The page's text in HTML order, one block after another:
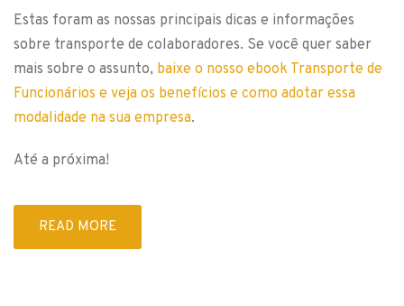
Estas foram as nossas principais dicas e informações
sobre transporte de colaboradores. Se você quer saber
mais sobre o assunto, baixe o nosso ebook Transporte de
Funcionários e veja os benefícios e como adotar essa
modalidade na sua empresa.
Até a próxima!
READ MORE